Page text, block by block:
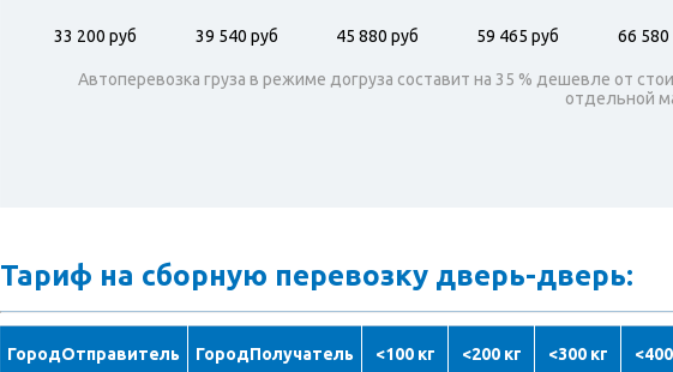
33 200 руб 39 540 руб 45 880 руб 59 465 руб 66 580
Автоперевозка груза в режиме догруза составит на 35 % дешевле от
отдельной
Тариф на сборную перевозку дверь-дверь:
ГородОтправитель ГородПолучатель <100 кг <200 кг <300 кг